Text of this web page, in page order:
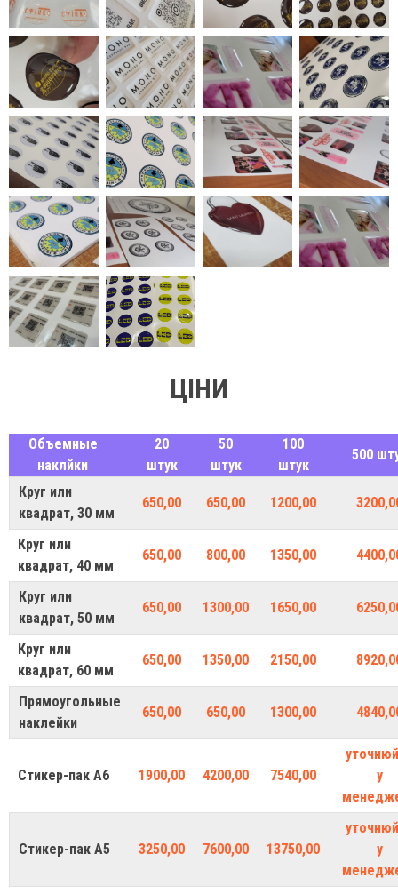
ЦІНИ
Объемные
наклйки
20
штук
50
штук
100
штук
500
Круг или
квадрат, 30 мм
650,00 650,00 1200,00
Круг или
квадрат, 40 мм
650,00 800,00 1350,00
Круг или
квадрат, 50 мм
650,00 1300,00 1650,00
Круг или
квадрат, 60 мм
650,00 1350,00 2150,00
Прямоугольные
наклейки
650,00 650,00 1300,00
Стикер-пак А6 1900,00 4200,00 7540,00
у
Стикер-пак А5 3250,00 7600,00 13750,00
у